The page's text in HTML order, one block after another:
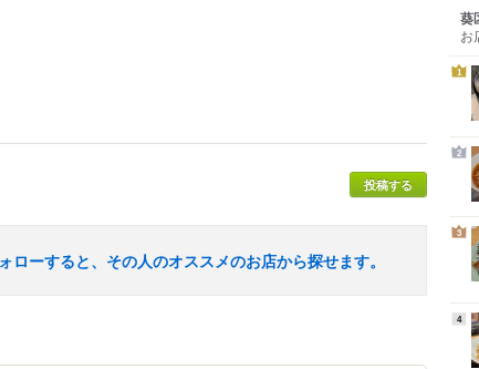
投稿する
ローすると、その人のオススメのお店から探せます。
葵
お
1
2
3
4